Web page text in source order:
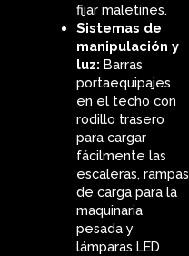
fijar maletines.
Sistemas de
manipulación y
luz: Barras
portaequipajes
en el techo con
rodillo trasero
para cargar
fácilmente las
escaleras, rampas
de carga para la
maquinaria
pesada y
lámparas LED